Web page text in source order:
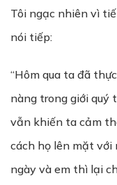
Tôi ngạc nhiên vì
nói tiếp:
“Hôm qua ta đã
nàng trong giới quý
vẫn khiến ta cảm
cách họ lên mặt với
ngày và em thì lại